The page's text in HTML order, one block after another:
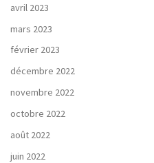
avril 2023
mars 2023
février 2023
décembre 2022
novembre 2022
octobre 2022
août 2022
juin 2022